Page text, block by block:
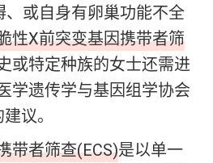
或自身有卵巢功能不全
性X前突变基因携带者筛
或特定种族的女士还需进
学遗传学与基因组学协会
议。
带者筛查(ECS)是以单一